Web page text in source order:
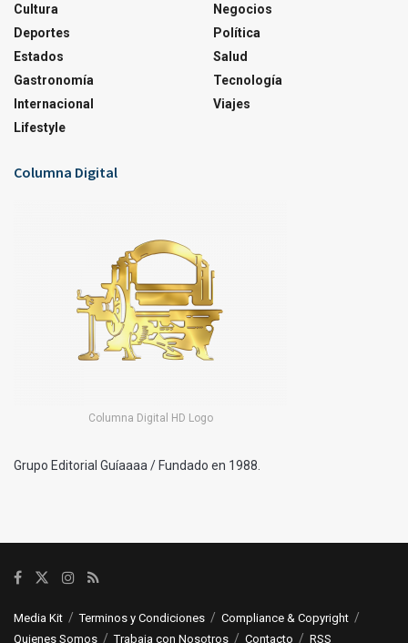
Cultura
Deportes
Estados
Gastronomía
Internacional
Lifestyle
Negocios
Política
Salud
Tecnología
Viajes
Columna Digital
Columna Digital HD Logo
Grupo Editorial Guíaaaa / Fundado en 1988.
Media Kit Terminos y Condiciones
Compliance & Copyright
Quienes Somos
Trabaja con Nosotros Contacto RSS